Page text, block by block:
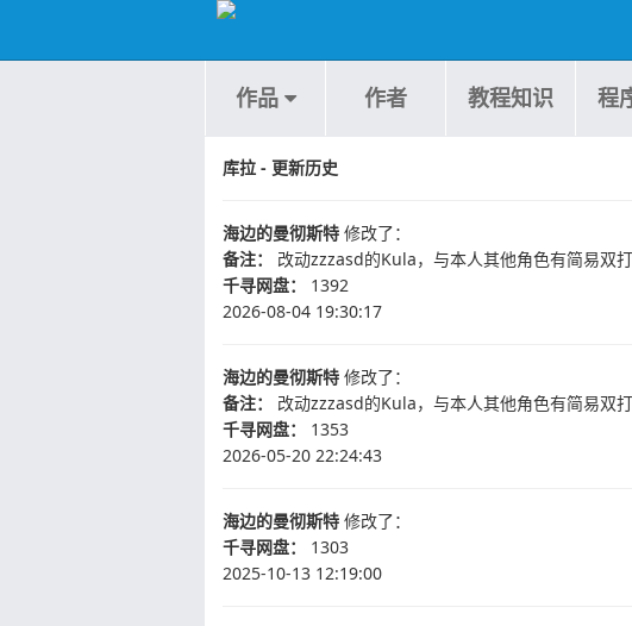
作品 作者 教程知识 程
库拉 - 更新历史
海边的曼彻斯特 修改了：
备注： 改动zzzasd的Kula，与本人其他角色有简易双
千寻网盘： 1392
2026-08-04 19:30:17
海边的曼彻斯特 修改了：
备注： 改动zzzasd的Kula，与本人其他角色有简易双
千寻网盘： 1353
2026-05-20 22:24:43
海边的曼彻斯特 修改了：
千寻网盘： 1303
2025-10-13 12:19:00